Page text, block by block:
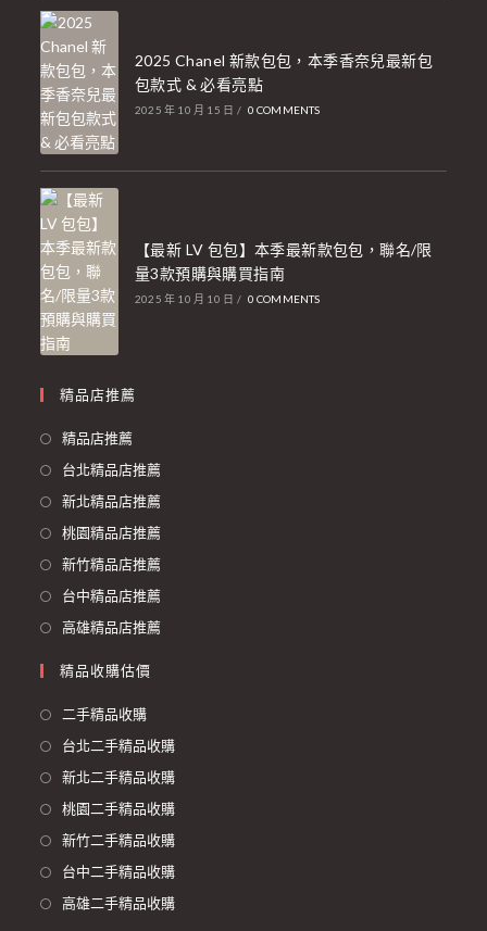
2025 Chanel 新款包包，本季香奈兒最新包
包款式 & 必看亮點
2025 年 10 月 15 日 / 0 COMMENTS
【最新 LV 包包】本季最新款包包，聯名/限
量3款預購與購買指南
2025 年 10 月 10 日 / 0 COMMENTS
精品店推薦
精品店推薦
台北精品店推薦
新北精品店推薦
桃園精品店推薦
新竹精品店推薦
台中精品店推薦
高雄精品店推薦
精品收購估價
二手精品收購
台北二手精品收購
新北二手精品收購
桃園二手精品收購
新竹二手精品收購
台中二手精品收購
高雄二手精品收購